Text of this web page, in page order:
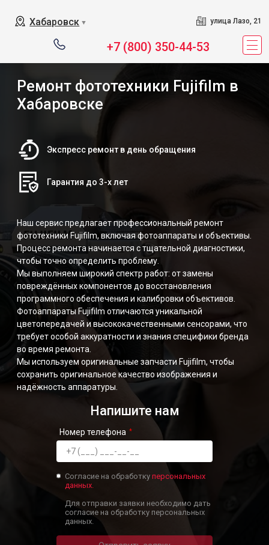
Хабаровск ▼ улица Лазо, 21
+7 (800) 350-44-53
Ремонт фототехники Fujifilm в
Хабаровске
Экспресс ремонт в день обращения
Гарантия до 3-х лет
Наш сервис предлагает профессиональный ремонт
фототехники Fujifilm, включая фотоаппараты и объективы.
Процесс ремонта начинается с тщательной диагностики,
чтобы точно определить проблему.
Мы выполняем широкий спектр работ: от замены
повреждённых компонентов до восстановления
программного обеспечения и калибровки объективов.
Фотоаппараты Fujifilm отличаются уникальной
цветопередачей и высококачественными сенсорами, что
требует особой аккуратности и знания специфики бренда
во время ремонта.
Мы используем оригинальные запчасти Fujifilm, чтобы
сохранить оригинальное качество изображения и
надёжность аппаратуры.
Напишите нам
Номер телефона
Согласие на обработку персональных
данных.
Для отправки заявки необходимо дать
согласие на обработку персональных
данных.